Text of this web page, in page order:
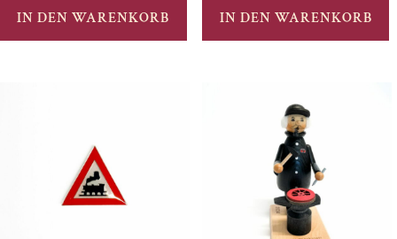
IN DEN WARENKORB IN DEN WARENKORB